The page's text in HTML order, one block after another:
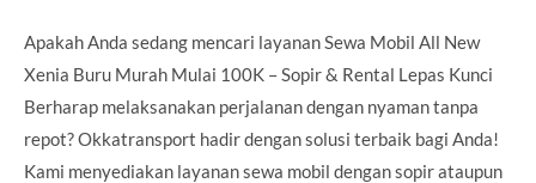
Apakah Anda sedang mencari layanan Sewa Mobil All New
Xenia Buru Murah Mulai 100K – Sopir & Rental Lepas Kunci
Berharap melaksanakan perjalanan dengan nyaman tanpa
repot? Okkatransport hadir dengan solusi terbaik bagi Anda!
Kami menyediakan layanan sewa mobil dengan sopir ataupun